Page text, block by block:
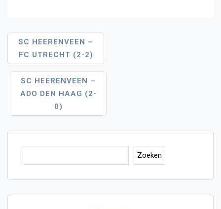
Bericht
Navigatie
SC HEERENVEEN –
FC UTRECHT (2-2)
SC HEERENVEEN –
ADO DEN HAAG (2-
0)
Zoeken